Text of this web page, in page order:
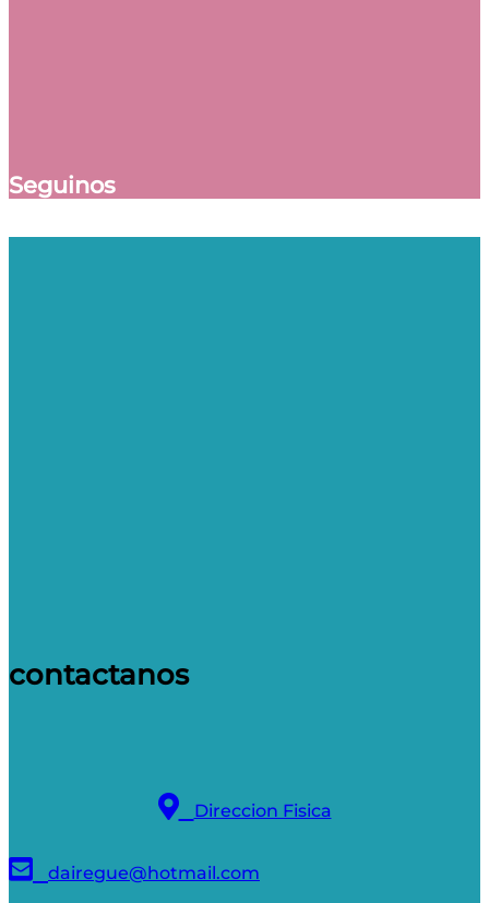
Seguinos
contactanos
Direccion Fisica
dairegue@hotmail.com